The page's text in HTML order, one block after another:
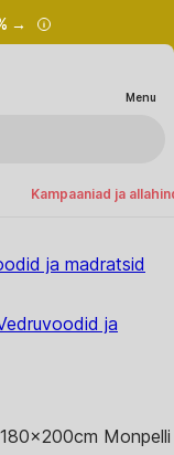
→
Menu
Kampaaniad ja
ja madratsid
ja